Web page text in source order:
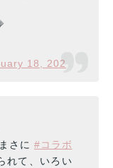
18, 202
さに#コラボ
れて、いろい